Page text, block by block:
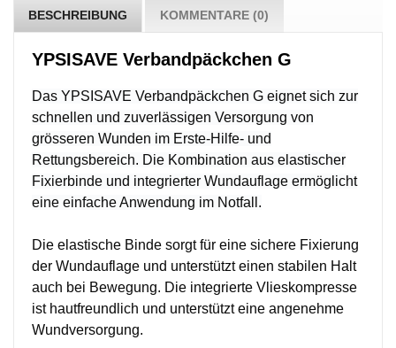
BESCHREIBUNG KOMMENTARE (0)
YPSISAVE Verbandpäckchen G
Das YPSISAVE Verbandpäckchen G eignet sich zur
schnellen und zuverlässigen Versorgung von
grösseren Wunden im Erste-Hilfe- und
Rettungsbereich. Die Kombination aus elastischer
Fixierbinde und integrierter Wundauflage ermöglicht
eine einfache Anwendung im Notfall.
Die elastische Binde sorgt für eine sichere Fixierung
der Wundauflage und unterstützt einen stabilen Halt
auch bei Bewegung. Die integrierte Vlieskompresse
ist hautfreundlich und unterstützt eine angenehme
Wundversorgung.